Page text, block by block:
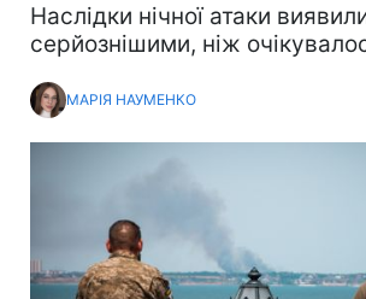
Наслідки нічної атаки
серйознішими, ніж
МАРІЯ НАУМЕНКО